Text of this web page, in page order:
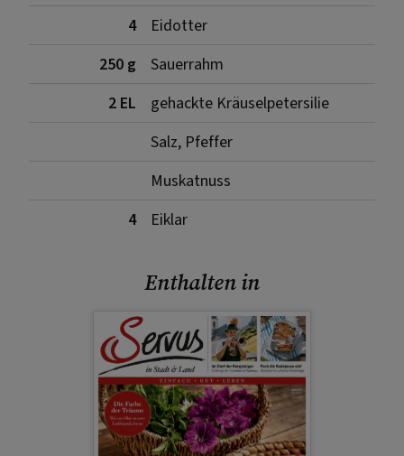
4
Eidotter
250 g
Sauerrahm
2 EL
gehackte Kräuselpetersilie
Salz, Pfeffer
Muskatnuss
4
Eiklar
Enthalten in